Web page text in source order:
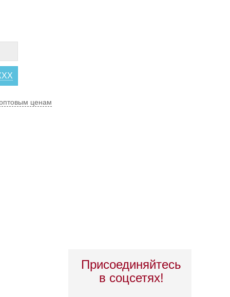
ценам
Присоединяйтесь
в соцсетях!